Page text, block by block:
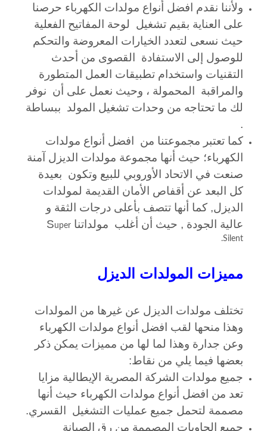
ولأننا نقدم افضل أنواع مولدات الكهرباء حرصنا
على العناية بقيم تشغيل لوحة المفاتيح الفعلية
حيث نسعى لتعدد الخيارات المعروضة والتحكم
للوصول إلى الاستفادة القصوى من أحدث
التقنيات واستخدام تطبيقات العمل المتطورة
والمراقبة المحمولة ، وحيث نعمل على أن نوفر
لك ما تحتاجه من وحدات تشغيل المولد ببساطة
.
كما تعتبر مجموعتنا من افضل أنواع مولدات
الكهرباء؛ حيث أنها مجموعة مولدات الديزل آمنة
صنعت في الاتحاد الأوروبي للبيع وتكون بعيدة
كل البعد عن أقفاص الأمان القديمة لمولدات
الديزل, كما أنها تتصف بأعلى درجات الثقة و
عالية الجودة , حيث أن أغلب مولداتنا S uper
Silent.
مميزات المولدات الديزل
تختلف مولدات الديزل عن غيرها من المولدات
وهذا منحها لقب افضل أنواع مولدات الكهرباء
وعن جدارة وهذا لما لها من مميزات يمكن ذكر
بعضها فيما يلي من نقاط:
جميع مولدات الشركة المصرية الإيطالية مزايا
تعد من افضل أنواع مولدات الكهرباء حيث أنها
مصممة لتحمل جميع عمليات التشغيل القسري.
جميع الحاويات المصممة من رق الصيانة